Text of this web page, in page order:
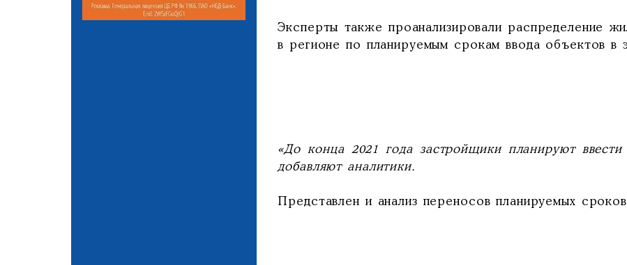
Эксперты также проанализировали распределение
в регионе по планируемым срокам ввода объектов в
«До конца 2021 года застройщики планируют
добавляют аналитики.
Представлен и анализ переносов планируемых